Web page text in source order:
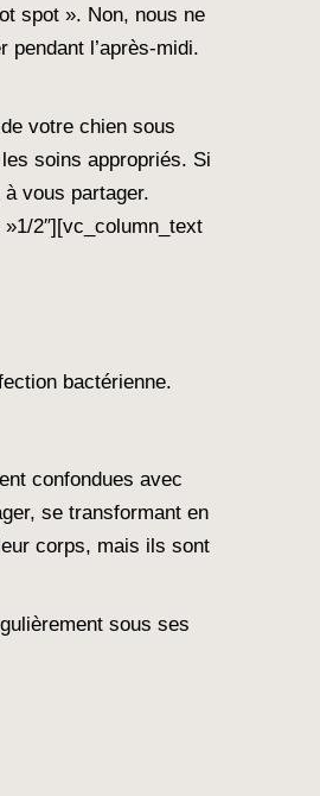
spot ». Non, nous ne
l’après-midi.
votre chien sous
soins appropriés. Si
vous partager.
2″][vc_column_text
bactérienne.
confondues avec
se transformant en
corps, mais ils sont
sous ses